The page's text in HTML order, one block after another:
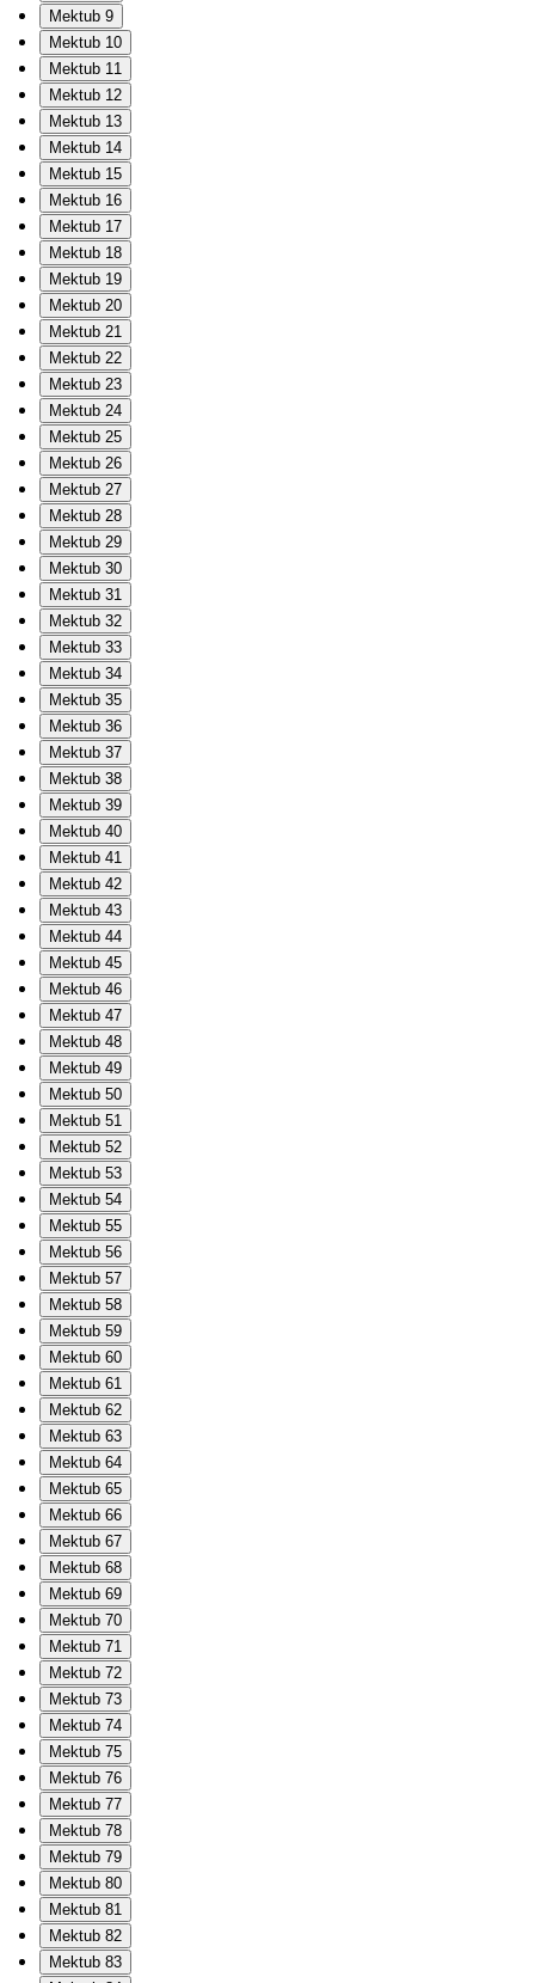
Mektub 9
Mektub 10
Mektub 11
Mektub 12
Mektub 13
Mektub 14
Mektub 15
Mektub 16
Mektub 17
Mektub 18
Mektub 19
Mektub 20
Mektub 21
Mektub 22
Mektub 23
Mektub 24
Mektub 25
Mektub 26
Mektub 27
Mektub 28
Mektub 29
Mektub 30
Mektub 31
Mektub 32
Mektub 33
Mektub 34
Mektub 35
Mektub 36
Mektub 37
Mektub 38
Mektub 39
Mektub 40
Mektub 41
Mektub 42
Mektub 43
Mektub 44
Mektub 45
Mektub 46
Mektub 47
Mektub 48
Mektub 49
Mektub 50
Mektub 51
Mektub 52
Mektub 53
Mektub 54
Mektub 55
Mektub 56
Mektub 57
Mektub 58
Mektub 59
Mektub 60
Mektub 61
Mektub 62
Mektub 63
Mektub 64
Mektub 65
Mektub 66
Mektub 67
Mektub 68
Mektub 69
Mektub 70
Mektub 71
Mektub 72
Mektub 73
Mektub 74
Mektub 75
Mektub 76
Mektub 77
Mektub 78
Mektub 79
Mektub 80
Mektub 81
Mektub 82
Mektub 83